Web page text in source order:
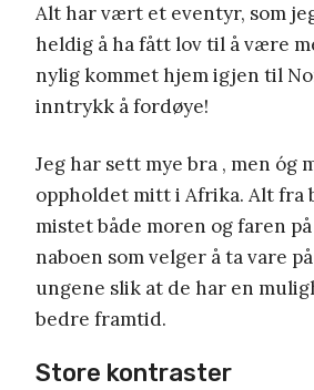
Alt har vært et eventyr, som
heldig å ha fått lov til å være
nylig kommet hjem igjen til
inntrykk å fordøye!
Jeg har sett mye bra , men óg
oppholdet mitt i Afrika. Alt fra
mistet både moren og faren
naboen som velger å ta vare
ungene slik at de har en
bedre framtid.
Store kontraster